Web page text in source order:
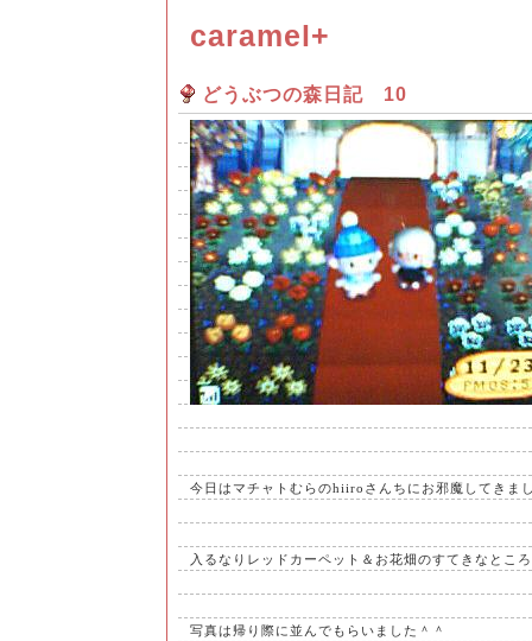
caramel+
どうぶつの森日記 10
今日はマチャトむらのhiiroさんちにお邪魔してきま
入るなりレッドカーペット＆お花畑のすてきなとこ
写真は帰り際に並んでもらいました＾＾